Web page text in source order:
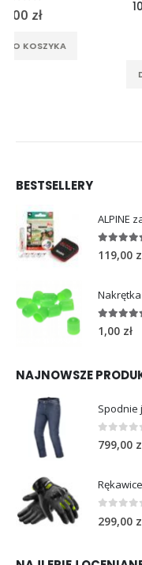
10mm
289,00
DODAJ DO KOSZYKA
BESTSELLERY
4.96
119,00
5.00
1,00 zł
NAJNOWSZE
0out
799,00
out
299,00